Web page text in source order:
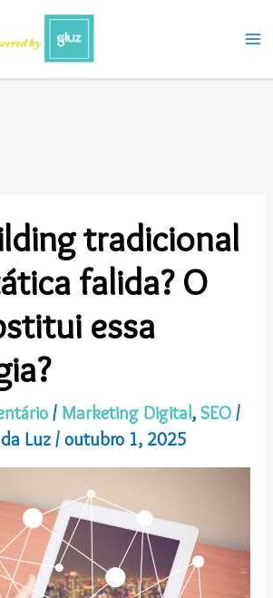
tradicional
falida? O
essa
/ Marketing Digital,SEO /
Luz/outubro 1, 2025